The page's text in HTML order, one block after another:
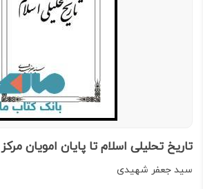
تاریخ تحلیلی اسلام تا پایان امویان
سید جعفر شهیدی